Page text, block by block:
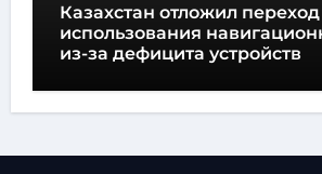
Казахстан отложил переход
использования
из-за дефицита устройств